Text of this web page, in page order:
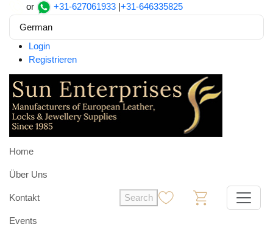
or +31-627061933 |+31-646335825
German
Login
Registrieren
Home
Über Uns
Kontakt
Events
Search